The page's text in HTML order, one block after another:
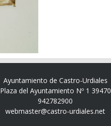
Ayuntamiento de Castro-Urdiales
Plaza del Ayuntamiento Nº 1 39470
942782900
webmaster@castro-urdiales.net